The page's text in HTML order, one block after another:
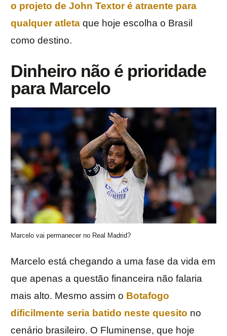
o projeto de John Textor é atraente para
qualquer atleta que hoje escolha o Brasil
como destino.
Dinheiro não é prioridade
para Marcelo
Marcelo vai permanecer no Real Madrid?
Marcelo está chegando a uma fase da vida em
que apenas a questão financeira não falaria
mais alto. Mesmo assim o Botafogo
dificilmente seria batido neste quesito no
cenário brasileiro. O Fluminense, que hoje